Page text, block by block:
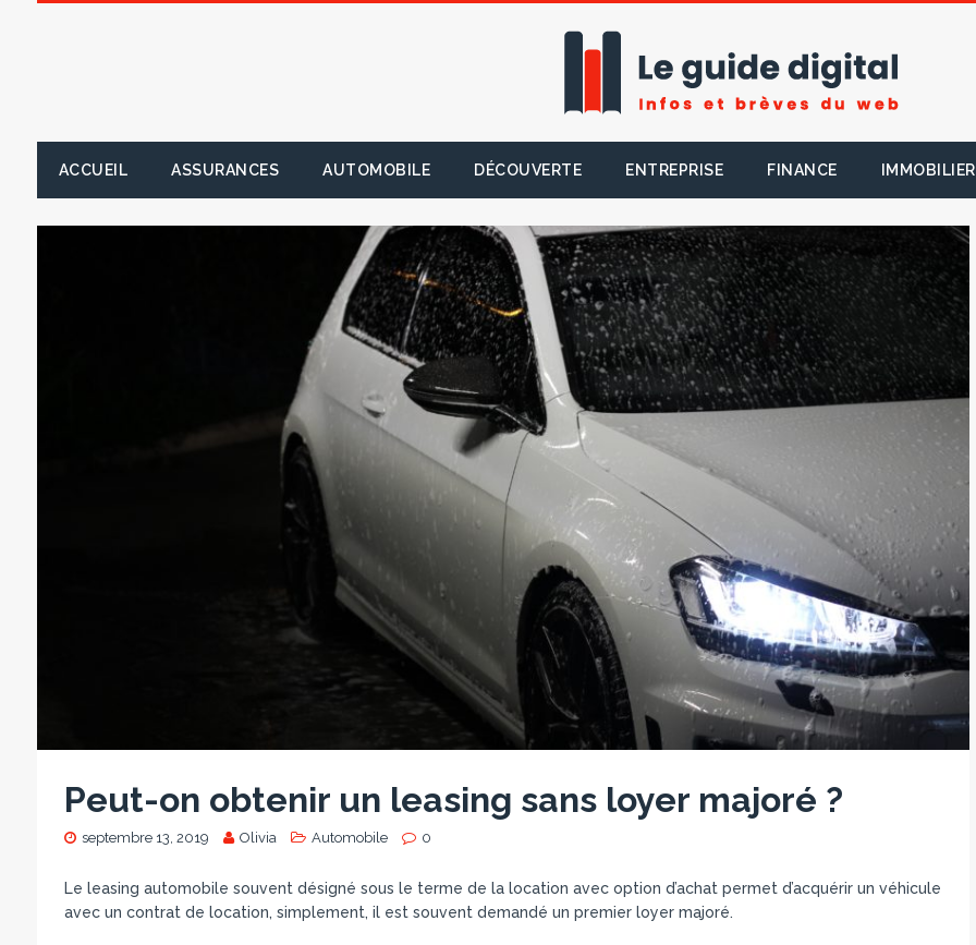
ACCUEIL ASSURANCES AUTOMOBILE DÉCOUVERTE ENTREPRISE FINANCE IMMOBILIER
Peut-on obtenir un leasing sans loyer majoré ?
septembre 13, 2019 Olivia Automobile 0
Le leasing automobile souvent désigné sous le terme de la location avec option d’achat permet d’acquérir un véhicule
avec un contrat de location, simplement, il est souvent demandé un premier loyer majoré.